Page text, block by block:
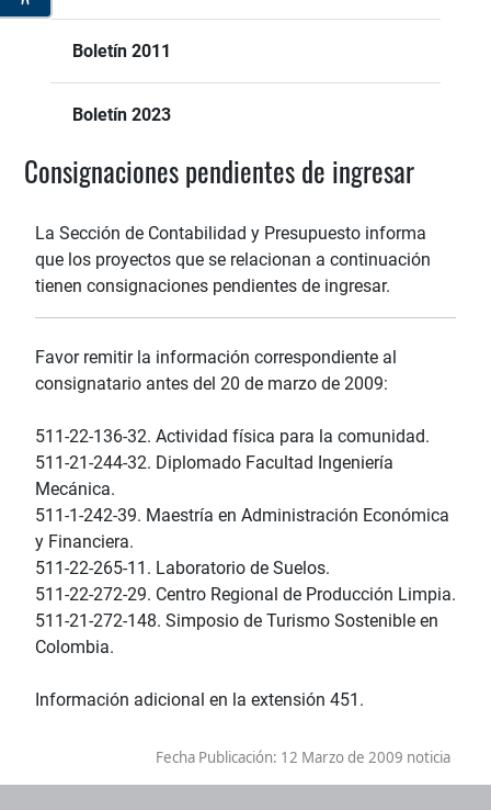
Boletín 2011
Boletín 2023
Consignaciones pendientes de ingresar
La Sección de Contabilidad y Presupuesto informa
que los proyectos que se relacionan a continuación
tienen consignaciones pendientes de ingresar.
Favor remitir la información correspondiente al
consignatario antes del 20 de marzo de 2009:
511-22-136-32. Actividad física para la comunidad.
511-21-244-32. Diplomado Facultad Ingeniería
Mecánica.
511-1-242-39. Maestría en Administración Económica
y Financiera.
511-22-265-11. Laboratorio de Suelos.
511-22-272-29. Centro Regional de Producción Limpia.
511-21-272-148. Simposio de Turismo Sostenible en
Colombia.
Información adicional en la extensión 451.
Fecha Publicación: 12 Marzo de 2009 noticia